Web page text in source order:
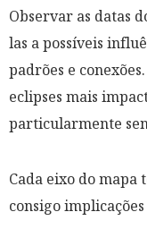
Observar as datas
las a possíveis
padrões e
eclipses mais
particularmente
Cada eixo do mapa
consigo